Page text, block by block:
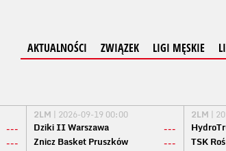
AKTUALNOŚCI ZWIĄZEK LIGI MĘSKIE
---
---
2LM | 2026-09-19 00:00
Dziki II Warszawa
---
Znicz Basket Pruszków
---
2LM |
TSK